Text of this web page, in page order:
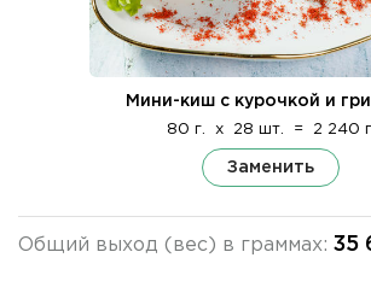
Мини-киш с курочкой и
80 г. x 28 шт. = 2 240 г.
Заменить
Общий выход (вес) в граммах: 35